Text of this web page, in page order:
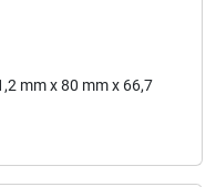
mm x 80 mm x 66,7